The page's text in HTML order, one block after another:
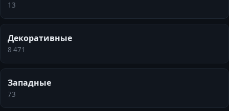
13
Декоративные
8 471
Западные
73